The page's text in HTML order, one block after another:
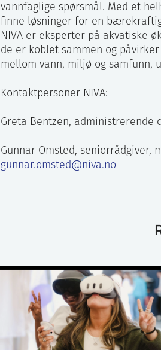
vannfaglige spørsmål. Med et
finne løsninger for en
NIVA er eksperter på akvatiske
de er koblet sammen og
mellom vann, miljø og samfunn,
Kontaktpersoner NIVA:
Greta Bentzen, administrerende
Gunnar Omsted, seniorrådgiver,
gunnar.omsted@niva.no